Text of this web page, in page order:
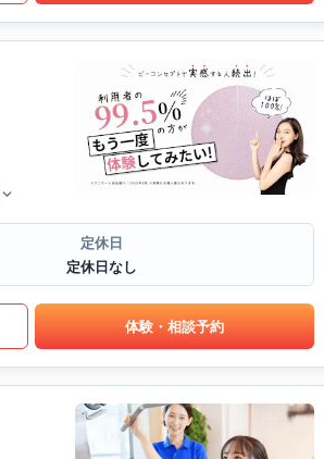
定休日
定休日なし
体験・相談予約